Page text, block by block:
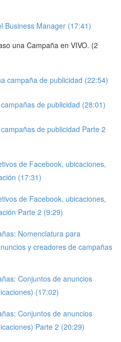
Business Manager (17:41)
una Campaña en VIVO. (2
campaña de publicidad (22:54)
de publicidad (28:01)
de publicidad Parte 2
de Facebook, ubicaciones,
(17:31)
de Facebook, ubicaciones,
Parte 2 (9:29)
Nomenclatura para
y creadores de campañas
Conjuntos de anuncios
(17:02)
Conjuntos de anuncios
Parte 2 (20:29)